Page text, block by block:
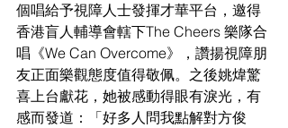
個唱給予視障人士發揮才華平台，邀得
香港盲人輔導會轄下The Cheers 樂隊合
唱《We Can Overcome》，讚揚視障朋
友正面樂觀態度值得敬佩。之後姚煒驚
喜上台獻花，她被感動得眼有淚光，有
感而發道：「好多人問我點解對方俊